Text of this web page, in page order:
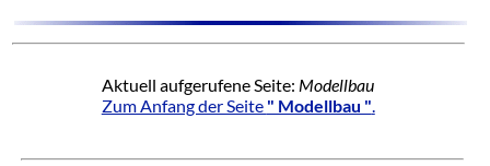
Aktuell aufgerufene Seite: Modellbau
Zum Anfang der Seite " Modellbau ".